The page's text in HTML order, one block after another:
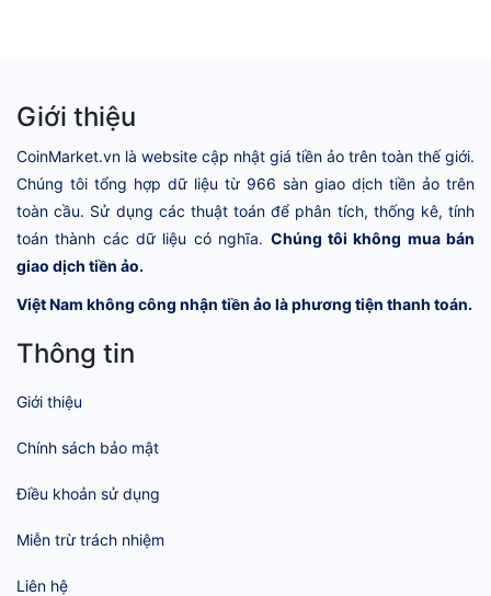
Giới thiệu
CoinMarket.vn là website cập nhật giá tiền ảo trên toàn thế giới.
Chúng tôi tổng hợp dữ liệu từ 966 sàn giao dịch tiền ảo trên
toàn cầu. Sử dụng các thuật toán để phân tích, thống kê, tính
toán thành các dữ liệu có nghĩa. Chúng tôi không mua bán
giao dịch tiền ảo.
Việt Nam không công nhận tiền ảo là phương tiện thanh toán.
Thông tin
Giới thiệu
Chính sách bảo mật
Điều khoản sử dụng
Miễn trừ trách nhiệm
Liên hệ